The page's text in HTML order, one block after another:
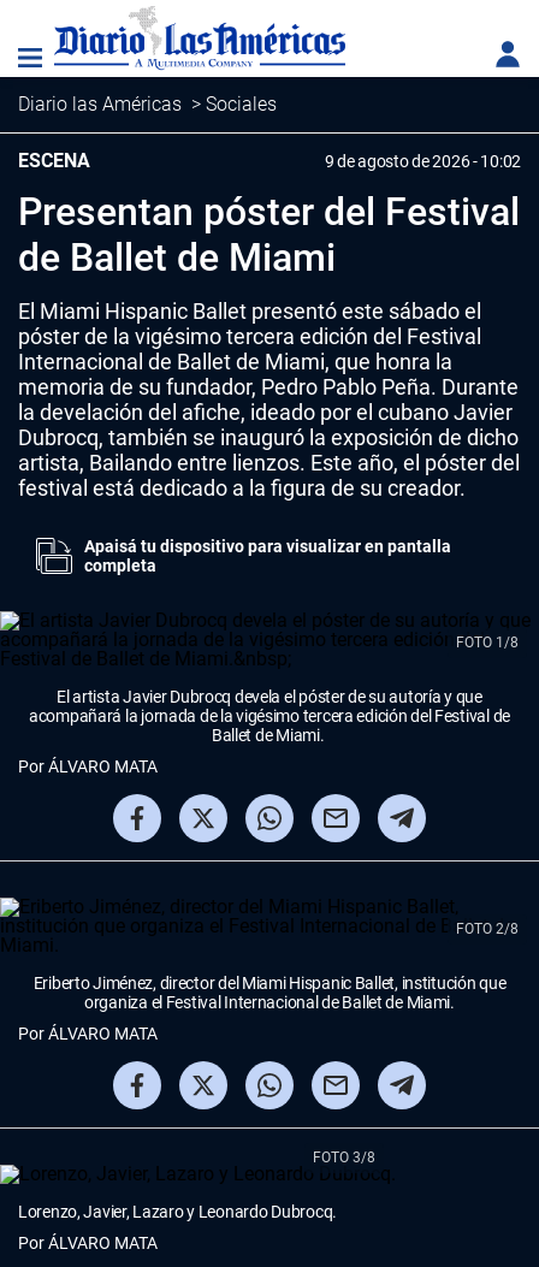
Diario las Américas > Sociales
ESCENA 9 de agosto de 2026 - 10:02
Presentan póster del Festival
de Ballet de Miami
El Miami Hispanic Ballet presentó este sábado el
póster de la vigésimo tercera edición del Festival
Internacional de Ballet de Miami, que honra la
memoria de su fundador, Pedro Pablo Peña. Durante
la develación del afiche, ideado por el cubano Javier
Dubrocq, también se inauguró la exposición de dicho
artista, Bailando entre lienzos. Este año, el póster del
festival está dedicado a la figura de su creador.
Apaisá tu dispositivo para visualizar en pantalla
completa
FOTO 1/8
PorÁLVARO MATA
El artista Javier Dubrocq devela el póster de su autoría y que
acompañará la jornada de la vigésimo tercera edición del Festival de
Ballet de Miami.
FOTO 2/8
PorÁLVARO MATA
Eriberto Jiménez, director del Miami Hispanic Ballet, institución que
organiza el Festival Internacional de Ballet de Miami.
FOTO 3/8
PorÁLVARO MATA
Lorenzo, Javier, Lazaro y Leonardo Dubrocq.